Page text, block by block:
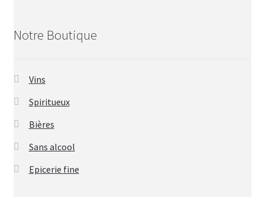
Notre Boutique
Vins
Spiritueux
Bières
Sans alcool
Epicerie fine